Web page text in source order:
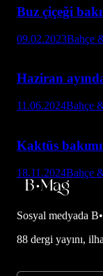
Buz çiçeği
09.02.2023Bahçe
Haziran
11.06.2024Bahçe
Kaktüs
18.11.2024Bahçe
Sosyal medyada
88 dergi yayını,